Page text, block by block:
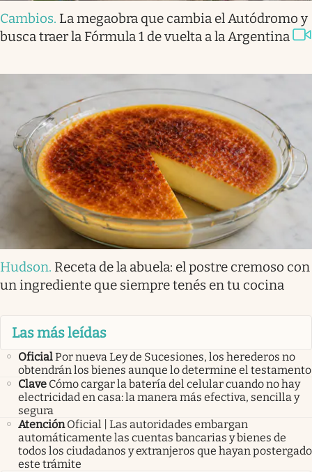
Cambios. La megaobra que cambia el Autódromo y
busca traer la Fórmula 1 de vuelta a la Argentina
Hudson. Receta de la abuela: el postre cremoso con
un ingrediente que siempre tenés en tu cocina
Las más leídas
OficialPor nueva Ley de Sucesiones, los herederos no
obtendrán los bienes aunque lo determine el testamento
Clave Cómo cargar la batería del celular cuando no hay
electricidad en casa: la manera más efectiva, sencilla y
segura
Atención Oficial | Las autoridades embargan
automáticamente las cuentas bancarias y bienes de
todos los ciudadanos y extranjeros que hayan postergado
este trámite